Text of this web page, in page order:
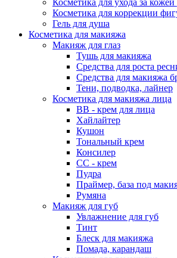
Косметика для коррекции
Гель для душа
Косметика для макияжа
Макияж для глаз
Тушь для макияжа
Средства для роста
Средства для макияжа
Тени, подводка, лайнер
Косметика для макияжа лица
ВВ - крем для лица
Хайлайтер
Кушон
Тональный крем
Консилер
СС - крем
Пудра
Праймер, база под
Румяна
Макияж для губ
Увлажнение для губ
Тинт
Блеск для макияжа
Помада, карандаш